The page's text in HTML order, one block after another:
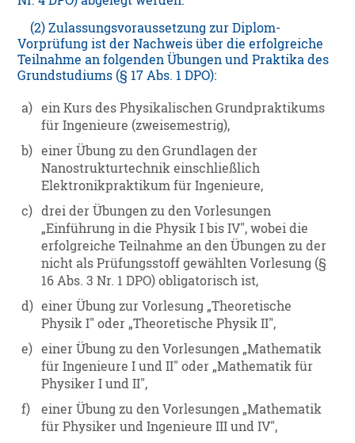
(2) Zulassungsvoraussetzung zur Diplom-
Vorprüfung ist der Nachweis über die erfolgreiche
Teilnahme an folgenden Übungen und Praktika des
Grundstudiums (§ 17 Abs. 1 DPO):
a) ein Kurs des Physikalischen Grundpraktikums
für Ingenieure (zweisemestrig),
b) einer Übung zu den Grundlagen der
Nanostrukturtechnik einschließlich
Elektronikpraktikum für Ingenieure,
c) drei der Übungen zu den Vorlesungen
„Einführung in die Physik I bis IV", wobei die
erfolgreiche Teilnahme an den Übungen zu der
nicht als Prüfungsstoff gewählten Vorlesung (§
16 Abs. 3 Nr. 1 DPO) obligatorisch ist,
d) einer Übung zur Vorlesung „Theoretische
Physik I" oder „Theoretische Physik II",
e) einer Übung zu den Vorlesungen „Mathematik
für Ingenieure I und II" oder „Mathematik für
Physiker I und II",
f)
einer Übung zu den Vorlesungen „Mathematik
für Physiker und Ingenieure III und IV",